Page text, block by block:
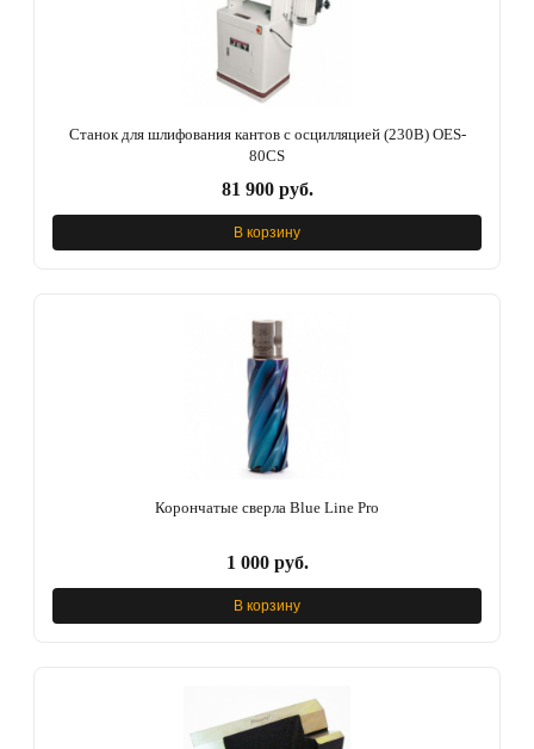
Станок для шлифования кантов с осцилляцией (230В) OES-
80CS
81 900 руб.
В корзину
Корончатые сверла Blue Line Pro
1 000 руб.
В корзину